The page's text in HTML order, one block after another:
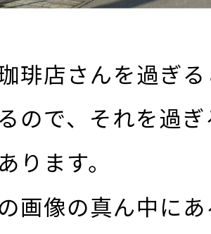
琲店さんを過ぎ
ので、それを過
ります。
の画像の真ん中に